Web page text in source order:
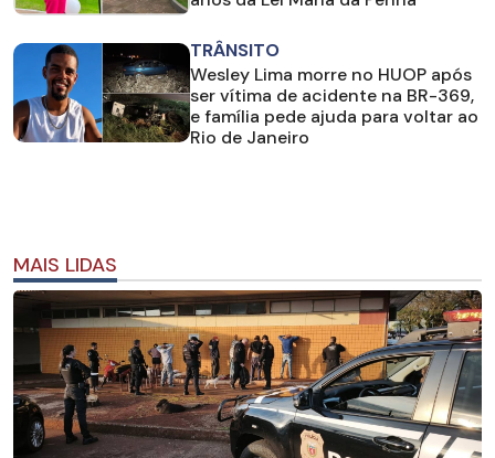
TRÂNSITO
Wesley Lima morre no HUOP após
ser vítima de acidente na BR-369,
e família pede ajuda para voltar ao
Rio de Janeiro
MAIS LIDAS